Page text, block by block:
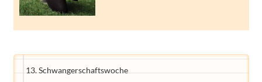
13. Schwangerschaftswoche